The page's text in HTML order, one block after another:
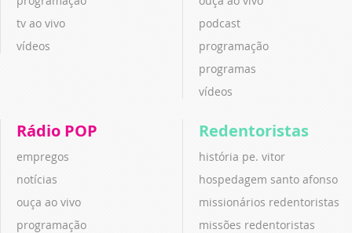
tv ao vivo
vídeos
podcast
programação
programas
vídeos
Rádio POP
empregos
notícias
ouça ao vivo
programação
Redentoristas
história pe. vitor
hospedagem santo afonso
missionários redentoristas
missões redentoristas